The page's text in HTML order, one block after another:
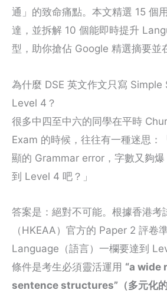
通」的致命痛點。本文精選 15 個
達，並拆解 10 個能即時提升
型，助你搶佔 Google 精選摘要並
為什麼 DSE 英文作文只寫
Level 4？
很多中四至中六的同學在平時
Exam 的時候，往往有一種迷思：
顯的 Grammar error，字數又夠爆
到 Level 4 吧？」
答案是：絕對不可能。根據香港考
（HKEAA）官方的 Paper 2 評卷
Language（語言）一欄要達到
條件是考生必須靈活運用 “a wide
sentence structures”（多元化的